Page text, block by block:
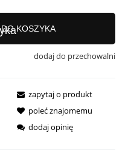
DO KOSZYKA
dodaj do przechowalni
zapytaj o produkt
poleć znajomemu
dodaj opinię